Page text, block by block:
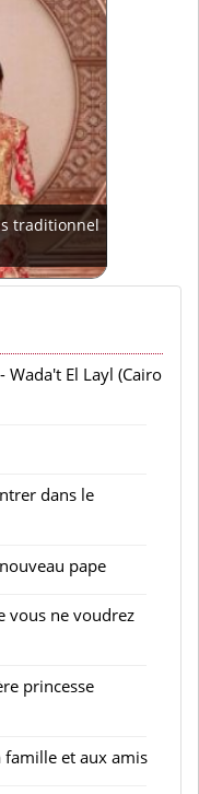
traditionnel
El Layl (Cairo
dans le
pape
vous ne voudrez
princesse
famille et aux amis